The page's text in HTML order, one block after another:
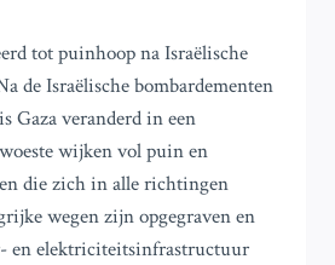
tot puinhoop na Israëlische
de Israëlische bombardementen
Gaza veranderd in een
wijken vol puin en
die zich in alle richtingen
wegen zijn opgegraven en
en elektriciteitsinfrastructuur